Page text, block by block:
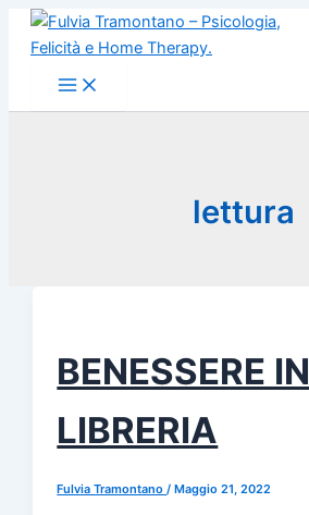
lettura
BENESSERE IN
LIBRERIA
Fulvia Tramontano/Maggio 21, 2022